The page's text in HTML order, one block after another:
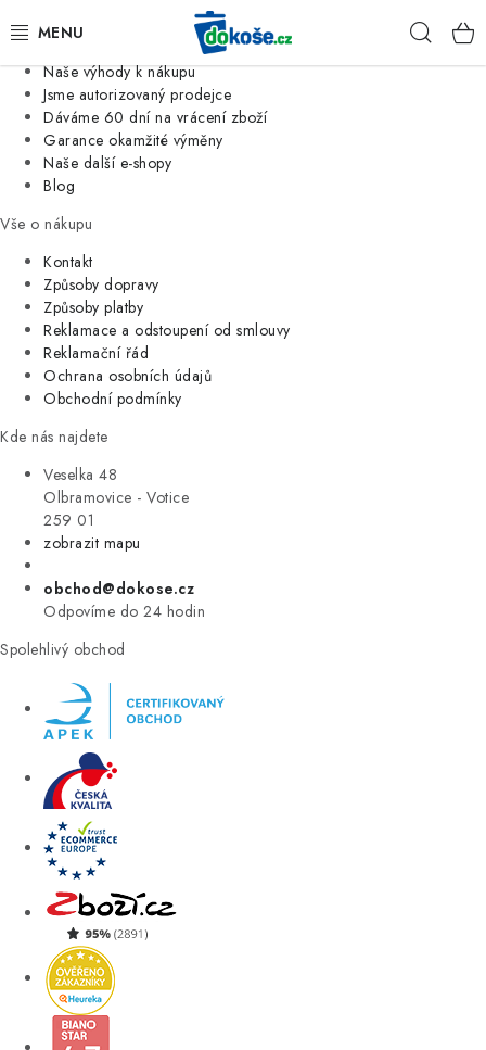
Jsme tradiční česká firma
Naše výhody k nákupu
Jsme autorizovaný prodejce
Dáváme 60 dní na vrácení zboží
Garance okamžité výměny
Naše další e-shopy
Blog
Vše o nákupu
Kontakt
Způsoby dopravy
Způsoby platby
Reklamace a odstoupení od smlouvy
Reklamační řád
Ochrana osobních údajů
Obchodní podmínky
Kde nás najdete
Veselka 48
Olbramovice - Votice
259 01
zobrazit mapu
obchod@dokose.cz
Odpovíme do 24 hodin
Spolehlivý obchod
KOŠE
SÁČKY
KUCHYNĚ
ORGANIZACE
DOMÁCNOST
ÚKLID
VÝPRODEJ
ZNAČKY
Úvod Kontakt Blog
Moje objednávka